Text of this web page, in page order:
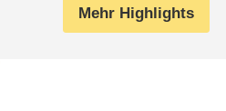
Mehr Highlights